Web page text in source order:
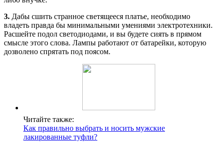
3. Дабы сшить странное светящееся платье, необходимо
владеть правда бы минимальными умениями электротехники.
Расшейте подол светодиодами, и вы будете сиять в прямом
смысле этого слова. Лампы работают от батарейки, которую
дозволено спрятать под поясом.
Читайте также:
Как правильно выбрать и носить мужские
лакированные туфли?